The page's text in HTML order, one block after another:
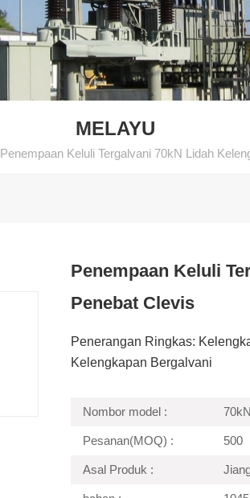
MELAYU
Penempaan Keluli Tergalvani 70kN Lidah
Penempaan Keluli
Penebat Clevis
Penerangan Ringkas:
Kelengkapan Bergalvani
Nombor model :
Pesanan(MOQ) : 500
Asal Produk :